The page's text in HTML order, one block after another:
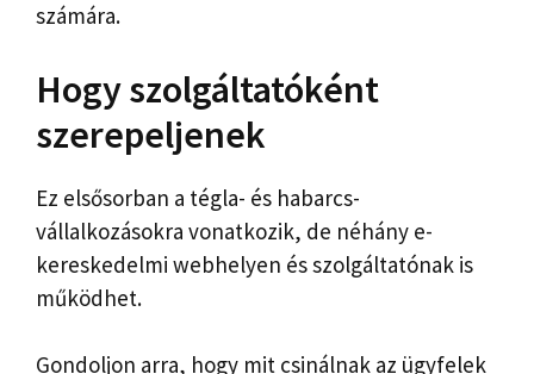
számára.
Hogy szolgáltatóként
szerepeljenek
Ez elsősorban a tégla- és habarcs-
vállalkozásokra vonatkozik, de néhány e-
kereskedelmi webhelyen és szolgáltatónak is
működhet.
Gondoljon arra, hogy mit csinálnak az ügyfelek